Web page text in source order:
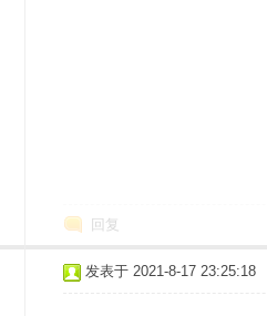
回复
发表于 2021-8-17 23:25:18